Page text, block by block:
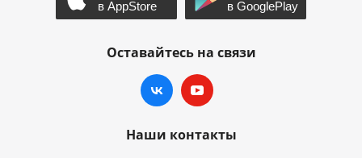
Оставайтесь на связи
Наши контакты